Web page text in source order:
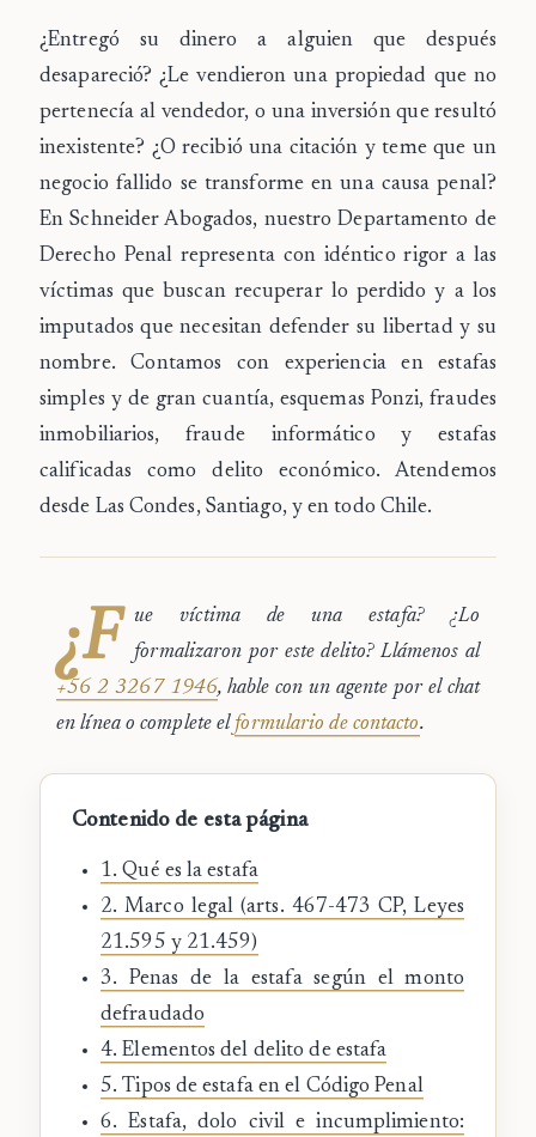
¿Entregó su dinero a alguien que después
desapareció? ¿Le vendieron una propiedad que no
pertenecía al vendedor, o una inversión que resultó
inexistente? ¿O recibió una citación y teme que un
negocio fallido se transforme en una causa penal?
EnSchneider Abogados, nuestro Departamento de
Derecho Penal representa con idéntico rigor a las
víctimas que buscan recuperar lo perdido y a los
imputados que necesitan defender su libertad y su
nombre. Contamos con experiencia en estafas
simples y de gran cuantía, esquemas Ponzi, fraudes
inmobiliarios, fraude informático y estafas
calificadas como delito económico. Atendemos
desde Las Condes, Santiago, y en todo Chile.
¿F
ue víctima de una estafa? ¿Lo
formalizaron por este delito? Llámenos al
+56 2 3267 1946, hable con un agente por el chat
en línea o complete el formulario de contacto.
Contenido de esta página
1. Qué es la estafa
2. Marco legal (arts. 467-473 CP, Leyes
21.595 y 21.459)
3. Penas de la estafa según el monto
defraudado
4. Elementos del delito de estafa
5. Tipos de estafa en el Código Penal
6. Estafa, dolo civil e incumplimiento: